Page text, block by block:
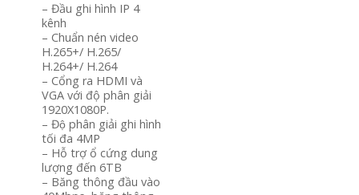
– Đầu ghi hình IP 4
kênh
– Chuẩn nén video
H.265+/ H.265/
H.264+/ H.264
– Cổng ra HDMI và
VGA với độ phân giải
1920X1080P.
– Độ phân giải ghi hình
tối đa 4MP
– Hỗ trợ ổ cứng dung
lượng đến 6TB
– Băng thông đầu vào